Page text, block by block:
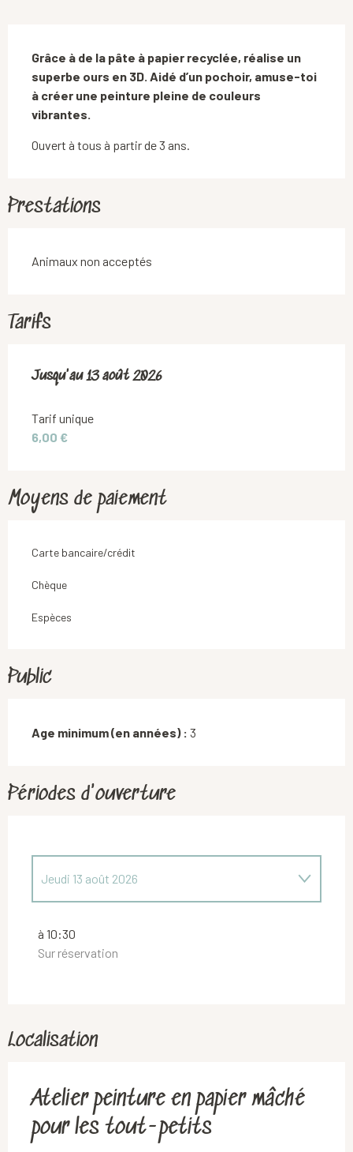
Grâce à de la pâte à papier recyclée, réalise un
superbe ours en 3D. Aidé d’un pochoir, amuse-toi
à créer une peinture pleine de couleurs
vibrantes.
Ouvert à tous à partir de 3 ans.
Prestations
Animaux non acceptés
Tarifs
Du16 juillet 2026au13 août 2026
Jusqu'au13 août 2026
Tarif unique
6,00 €
Moyens de paiement
Carte bancaire/crédit
Chèque
Espèces
Public
Age minimum (en années) : 3
Périodes d'ouverture
Jeudi 13 août 2026
à 10:30
Sur réservation
Localisation
Atelier peinture en papier mâché
pour les tout-petits